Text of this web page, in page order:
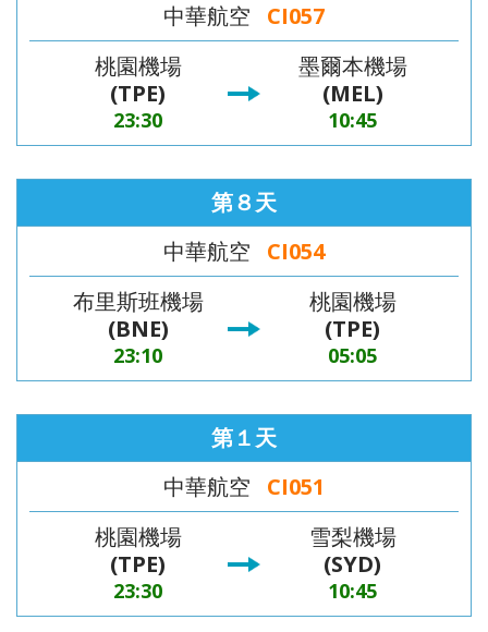
中華航空
CI057
桃園機場
(TPE)
23:30
墨爾本機場
(MEL)
10:45
第８天
中華航空
CI054
布里斯班機場
(BNE)
23:10
桃園機場
(TPE)
05:05
第１天
中華航空
CI051
桃園機場
(TPE)
23:30
雪梨機場
(SYD)
10:45